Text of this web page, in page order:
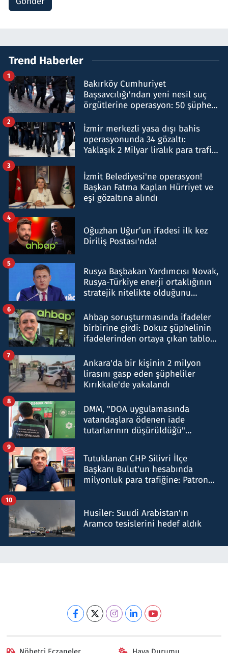
Trend Haberler
Bakırköy Cumhuriyet
Başsavcılığı'ndan yeni nesil suç
örgütlerine operasyon: 50 şüpheli
1
İzmir merkezli yasa dışı bahis
operasyonunda 34 gözaltı:
Yaklaşık 2 Milyar liralık para trafiği
2
İzmit Belediyesi'ne operasyon!
Başkan Fatma Kaplan Hürriyet ve
eşi gözaltına alındı
3
Oğuzhan Uğur’un ifadesi ilk kez
Diriliş Postası'nda!
4
Rusya Başbakan Yardımcısı Novak,
Rusya-Türkiye enerji ortaklığının
stratejik nitelikte olduğunu
5
Ahbap soruşturmasında ifadeler
birbirine girdi: Dokuz şüphelinin
ifadelerinden ortaya çıkan tablo
6
Ankara'da bir kişinin 2 milyon
lirasını gasp eden şüpheliler
Kırıkkale'de yakalandı
7
DMM, "DOA uygulamasında
vatandaşlara ödenen iade
tutarlarının düşürüldüğü"
8
Tutuklanan CHP Silivri İlçe
Başkanı Bulut'un hesabında
milyonluk para trafiğine: Patron
9
Husiler: Suudi Arabistan'ın
Aramco tesislerini hedef aldık
10